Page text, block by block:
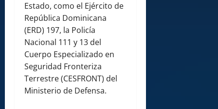
Estado, como el Ejército de
República Dominicana
(ERD) 197, la Policía
Nacional 111 y 13 del
Cuerpo Especializado en
Seguridad Fronteriza
Terrestre (CESFRONT) del
Ministerio de Defensa.